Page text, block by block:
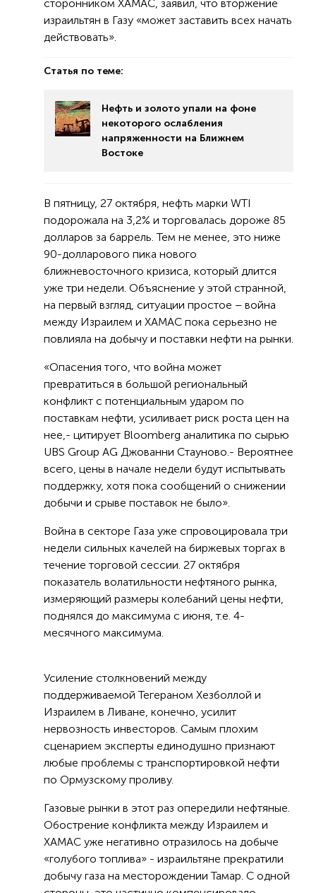
сторонником ХАМАС, заявил, что вторжение
израильтян в Газу «может заставить всех начать
действовать».
Статья по теме:
Нефть и золото упали на фоне
некоторого ослабления
напряженности на Ближнем
Востоке
В пятницу, 27 октября, нефть марки WTI
подорожала на 3,2% и торговалась дороже 85
долларов за баррель. Тем не менее, это ниже
90-долларового пика нового
ближневосточного кризиса, который длится
уже три недели. Объяснение у этой странной,
на первый взгляд, ситуации простое – война
между Израилем и ХАМАС пока серьезно не
повлияла на добычу и поставки нефти на рынки.
«Опасения того, что война может
превратиться в большой региональный
конфликт с потенциальным ударом по
поставкам нефти, усиливает риск роста цен на
нее,- цитирует Bloomberg аналитика по сырью
UBS Group AG Джованни Стауново.- Вероятнее
всего, цены в начале недели будут испытывать
поддержку, хотя пока сообщений о снижении
добычи и срыве поставок не было».
Война в секторе Газа уже спровоцировала три
недели сильных качелей на биржевых торгах в
течение торговой сессии. 27 октября
показатель волатильности нефтяного рынка,
измеряющий размеры колебаний цены нефти,
поднялся до максимума с июня, т.е. 4-
месячного максимума.
Усиление столкновений между
поддерживаемой Тегераном Хезболлой и
Израилем в Ливане, конечно, усилит
нервозность инвесторов. Самым плохим
сценарием эксперты единодушно признают
любые проблемы с транспортировкой нефти
по Ормузскому проливу.
Газовые рынки в этот раз опередили нефтяные.
Обострение конфликта между Израилем и
ХАМАС уже негативно отразилось на добыче
«голубого топлива» - израильтяне прекратили
добычу газа на месторождении Тамар. С одной